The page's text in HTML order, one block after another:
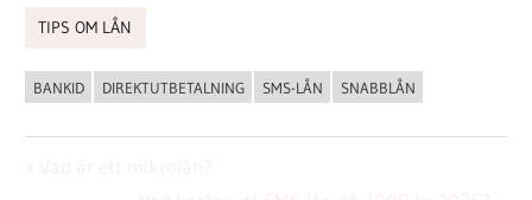
TIPS OM LÅN
BANKID DIREKTUTBETALNING SMS-LÅN SNABBLÅN